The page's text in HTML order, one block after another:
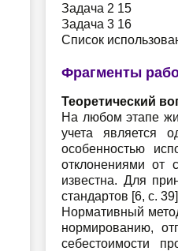
Задача 2 15
Задача 3 16
Список
Фрагменты
Теоретический
На любом этапе
учета является
особенностью
отклонениями от
известна. Для
стандартов [6, с.
Нормативный
нормированию,
себестоимости